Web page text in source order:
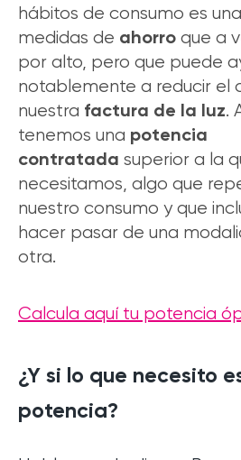
hábitos de consumo es
medidas de ahorro que a
por alto, pero que puede
notablemente a reducir el
nuestra factura de la luz.
tenemos una potencia
contratada superior a la
necesitamos, algo que
nuestro consumo y que
hacer pasar de una
otra.
Calcula aquí tu potencia
¿Y si lo que necesito
potencia?